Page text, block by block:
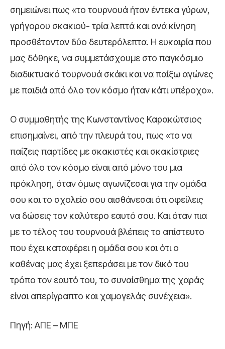
σημειώνει πως «το τουρνουά ήταν έντεκα γύρων,
γρήγορου σκακιού- τρία λεπτά και ανά κίνηση
προσθέτονταν δύο δευτερόλεπτα. Η ευκαιρία που
μας δόθηκε, να συμμετάσχουμε στο παγκόσμιο
διαδικτυακό τουρνουά σκάκι και να παίξω αγώνες
με παιδιά από όλο τον κόσμο ήταν κάτι υπέροχο».
Ο συμμαθητής της Κωνσταντίνος Καρακώτσιος
επισημαίνει, από την πλευρά του, πως «το να
παίζεις παρτίδες με σκακιστές και σκακίστριες
από όλο τον κόσμο είναι από μόνο του μια
πρόκληση, όταν όμως αγωνίζεσαι για την ομάδα
σου και το σχολείο σου αισθάνεσαι ότι οφείλεις
να δώσεις τον καλύτερο εαυτό σου. Και όταν πια
με το τέλος του τουρνουά βλέπεις το απίστευτο
που έχει καταφέρει η ομάδα σου και ότι ο
καθένας μας έχει ξεπεράσει με τον δικό του
τρόπο τον εαυτό του, το συναίσθημα της χαράς
είναι απερίγραπτο και χαμογελάς συνέχεια».
Πηγή: AΠΕ – ΜΠΕ